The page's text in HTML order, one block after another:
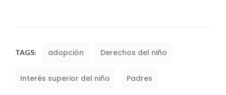
TAGS: adopción Derechos del niño
Interés superior del niño Padres